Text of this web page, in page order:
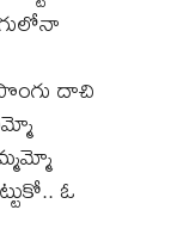
దాచి
ఓ